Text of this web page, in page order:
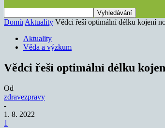
Domů Aktuality Vědci řeší optimální délku kojení
Aktuality
Věda a výzkum
Vědci řeší optimální délku
Od
zdravezpravy
-
1. 8. 2022
1